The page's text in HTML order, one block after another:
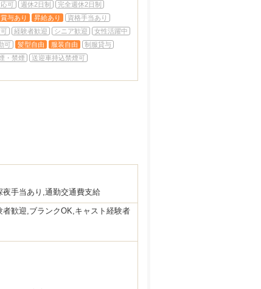
可 週休2日制
完全週休2日制
賞与あり 昇給あり
資格手当あり
経験者歓迎 シニア歓迎
女性活躍中
可 髪型自由 服装自由
制服貸与
・禁煙
送迎車持込禁煙可
手当あり,通勤交通費支給
歓迎,ブランクOK,キャスト経験者